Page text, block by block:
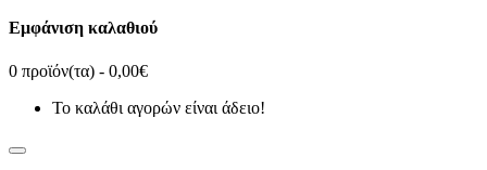
Εμφάνιση καλαθιού
0 προϊόν(τα) - 0,00€
Το καλάθι αγορών είναι άδειο!